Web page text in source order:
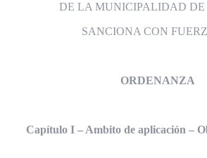
DE LA MUNICIPALIDAD DE
SANCIONA CON
ORDENANZA
Capítulo I – Ambito de aplicación –